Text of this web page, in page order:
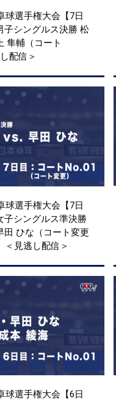
球選手権大会【7日
子シングルス決勝 松
隼輔（コート
配信＞
球選手権大会【7日
子シングルス準決勝
田 ひな（コート変更
見逃し配信＞
球選手権大会【6日